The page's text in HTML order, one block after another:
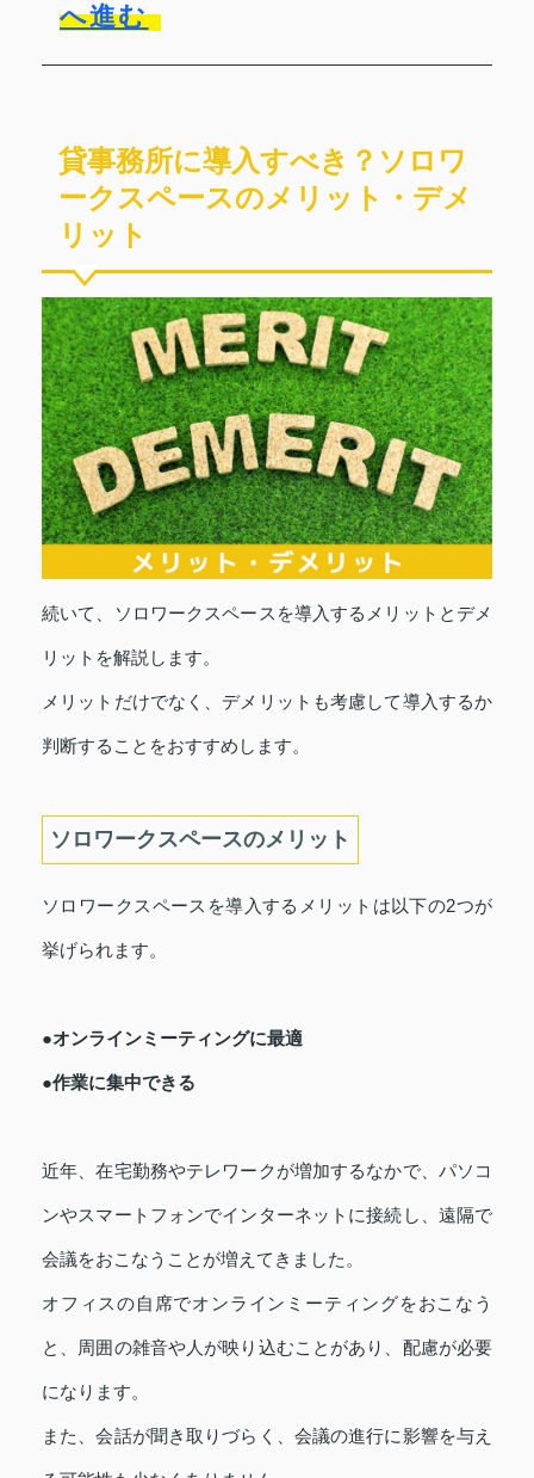
へ進む
貸事務所に導入すべき？ソロワ
ークスペースのメリット・デメ
リット
続いて、ソロワークスペースを導入するメリットとデメ
リットを解説します。
メリットだけでなく、デメリットも考慮して導入するか
判断することをおすすめします。
ソロワークスペースのメリット
ソロワークスペースを導入するメリットは以下の2つが
挙げられます。
●オンラインミーティングに最適
●作業に集中できる
近年、在宅勤務やテレワークが増加するなかで、パソコ
ンやスマートフォンでインターネットに接続し、遠隔で
会議をおこなうことが増えてきました。
オフィスの自席でオンラインミーティングをおこなう
と、周囲の雑音や人が映り込むことがあり、配慮が必要
になります。
また、会話が聞き取りづらく、会議の進行に影響を与え